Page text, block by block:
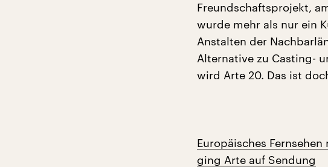
Freundschaftsprojekt,
wurde mehr als nur ein
Anstalten der
Alternative zu Casting-
wird Arte 20. Das ist
Europäisches
ging Arte auf Sendung